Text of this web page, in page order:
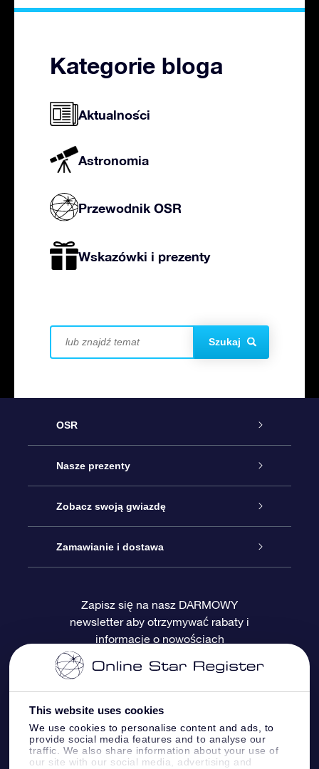
This website uses cookies
We use cookies to personalise content and ads, to
provide social media features and to analyse our
traffic. We also share information about your use of
our site with our social media, advertising and
Kategorie bloga
Aktualności
Astronomia
Przewodnik OSR
Wskazówki i prezenty
Szukaj
OSR
Obsługa
Kontakt
Blog
Recenzje
Nasze prezenty
Podarunek Gwiazda Online
Pakiet Podarunkowy OSR
Karta podarunkowa OSR
Prezenty firmowe
Zobacz swoją gwiazdę
Rejestr Gwiazd
Sprsonalizowana Strona Gwiazdy
One Million Stars
Gwieździsty Wygaszacz Ekranu OSR
Aplikacja VR „Fly me to the stars”
Zamawianie i dostawa
Metody płatności
Dostawa
Polityka zwrotów
Gwiazdozbiorach
Zapisz się na nasz DARMOWY
newsletter aby otrzymywać rabaty i
informacje o nowościach